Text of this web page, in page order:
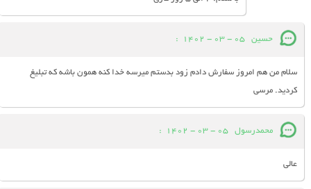
حسین 05 - 03 - 1402
:
سلام من هم امروز سفارش دادم زود بدستم میرسه خدا کنه همون باشه که تبلیغ
کردید. مرسی
محمدرسول 05 - 03 - 1402
:
عالی